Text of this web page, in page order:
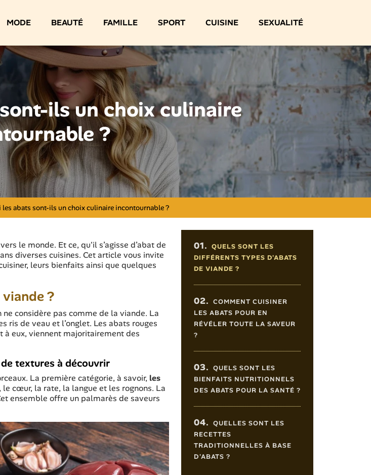
MODE BEAUTÉ FAMILLE SPORT CUISINE SEXUALITÉ
ils un choix culinaire
?
les abats sont-ils un choix culinaire incontournable ?
le monde. Et ce, qu'il s’agisse d’abat de
diverses cuisines. Cet article vous invite
leurs bienfaits ainsi que quelques
?
considère pas comme de la viande. La
ris de veau et l’onglet. Les abats rouges
à eux, viennent majoritairement des
textures à découvrir
La première catégorie, à savoir, les
cœur, la rate, la langue et les rognons. La
ensemble offre un palmarès de saveurs
Sommaire de l'article
01. QUELS SONT LES
DIFFÉRENTS TYPES D'ABATS
DE VIANDE ?
02. COMMENT CUISINER
LES ABATS POUR EN
RÉVÉLER TOUTE LA SAVEUR
?
03. QUELS SONT LES
BIENFAITS NUTRITIONNELS
DES ABATS POUR LA SANTÉ ?
04. QUELLES SONT LES
RECETTES
TRADITIONNELLES À BASE
D'ABATS ?